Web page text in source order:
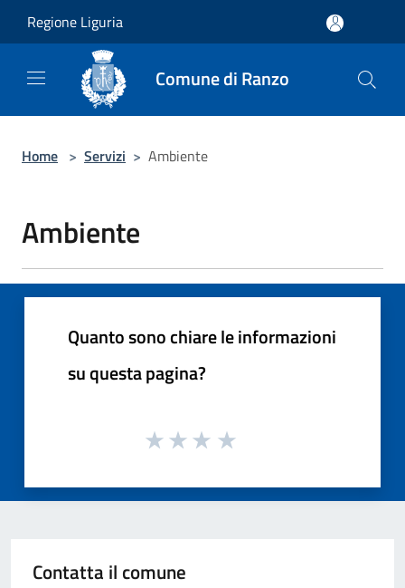
Regione Liguria
Comune di Ranzo
Home > Servizi > Ambiente
Ambiente
Quanto sono chiare le informazioni
su questa pagina?
Contatta il comune